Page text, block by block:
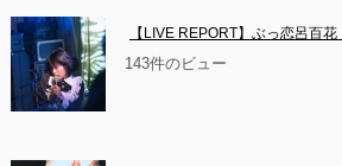
【LIVE REPORT】ぶっ恋呂百
143件のビュー